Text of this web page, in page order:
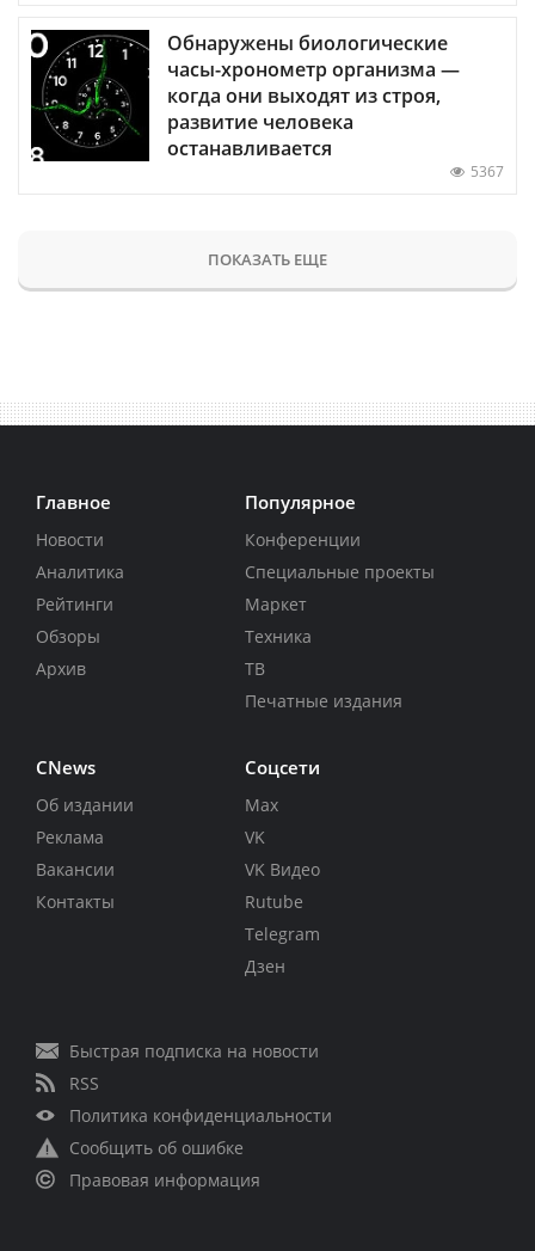
Обнаружены биологические
часы-хронометр организма —
когда они выходят из строя,
развитие человека
останавливается
5367
ПОКАЗАТЬ ЕЩЕ
Главное
Новости
Аналитика
Рейтинги
Обзоры
Архив
Популярное
Конференции
Специальные проекты
Маркет
Техника
ТВ
Печатные издания
CNews
Об издании
Реклама
Вакансии
Контакты
Соцсети
Max
VK
VK Видео
Rutube
Telegram
Дзен
Быстрая подписка на новости
RSS
Политика конфиденциальности
Сообщить об ошибке
Правовая информация